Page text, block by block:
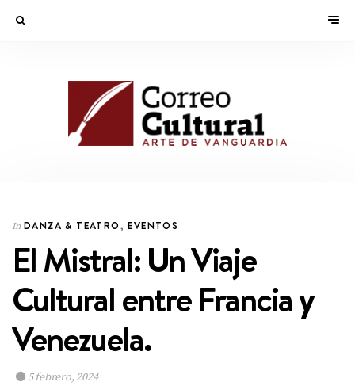
In DANZA & TEATRO,EVENTOS
El Mistral: Un Viaje
Cultural entre Francia y
Venezuela.
5 febrero, 2024